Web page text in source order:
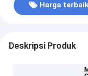
Harga terbaik
Deskripsi Produk